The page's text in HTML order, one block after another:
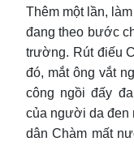
Thêm một lần,
đang theo bước
trường. Rút điếu
đó, mắt ông vắt
công ngồi đấy
của người da đen
dân Chàm mất